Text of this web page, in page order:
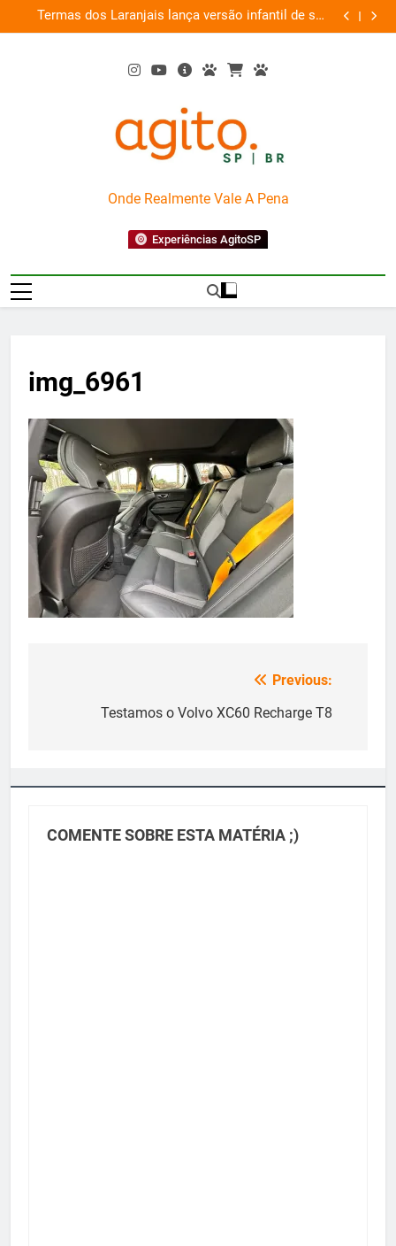
to
Termas dos Laranjais lança versão infantil de sua
Montanha-Russa Aquática
AgitoSP
Onde Realmente Vale A Pena
Experiências AgitoSP
img_6961
Previous:
Testamos o Volvo XC60 Recharge T8
COMENTE SOBRE ESTA MATÉRIA ;)